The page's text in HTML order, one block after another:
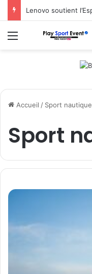
Menu
Accueil / Sport nautique
Sport